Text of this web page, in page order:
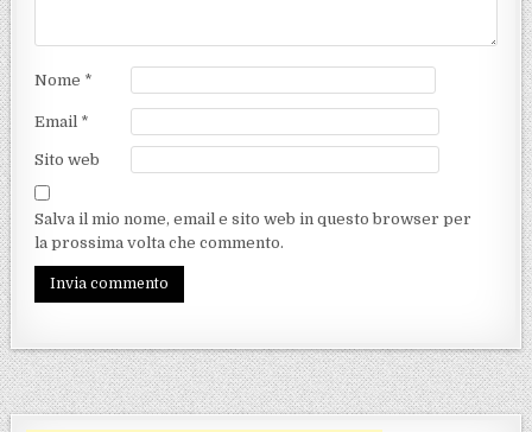
Nome *
Email *
Sito web
Salva il mio nome, email e sito web in questo browser per
la prossima volta che commento.